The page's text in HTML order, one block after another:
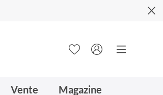
Vente Magazine